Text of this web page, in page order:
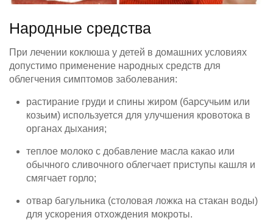
Народные средства
При лечении коклюша у детей в домашних условиях
допустимо применение народных средств для
облегчения симптомов заболевания:
растирание груди и спины жиром (барсучьим или
козьим) используется для улучшения кровотока в
органах дыхания;
теплое молоко с добавление масла какао или
обычного сливочного облегчает приступы кашля и
смягчает горло;
отвар багульника (столовая ложка на стакан воды)
для ускорения отхождения мокроты.